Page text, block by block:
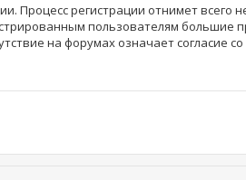
Процесс регистрации отнимет всего
пользователям большие
на форумах означает согласие со